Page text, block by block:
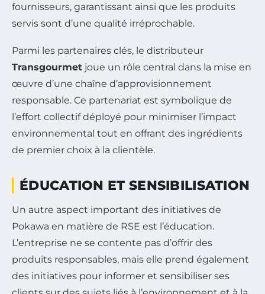
fournisseurs, garantissant ainsi que les produits
servis sont d’une qualité irréprochable.
Parmi les partenaires clés, le distributeur
Transgourmet joue un rôle central dans la mise en
œuvre d’une chaîne d’approvisionnement
responsable. Ce partenariat est symbolique de
l’effort collectif déployé pour minimiser l’impact
environnemental tout en offrant des ingrédients
de premier choix à la clientèle.
ÉDUCATION ET SENSIBILISATION
Un autre aspect important des initiatives de
Pokawa en matière de RSE est l’éducation.
L’entreprise ne se contente pas d’offrir des
produits responsables, mais elle prend également
des initiatives pour informer et sensibiliser ses